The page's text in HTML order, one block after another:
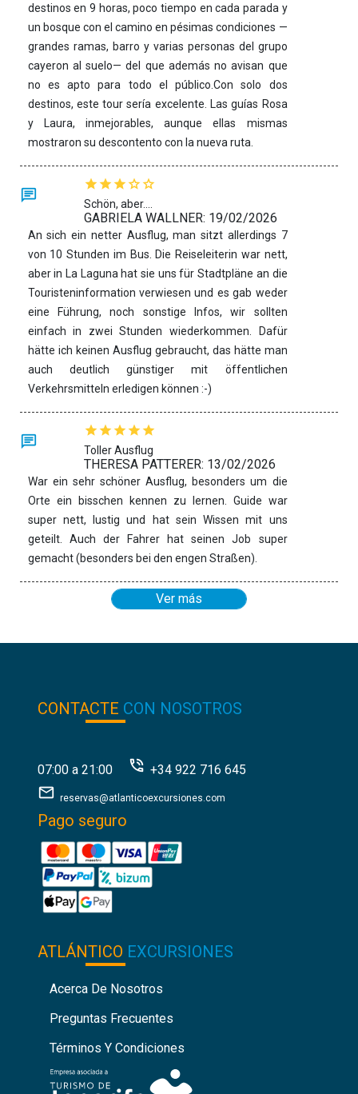
destinos en 9 horas, poco tiempo en cada parada y
un bosque con el camino en pésimas condiciones —
grandes ramas, barro y varias personas del grupo
cayeron al suelo— del que además no avisan que
no es apto para todo el público.Con solo dos
destinos, este tour sería excelente. Las guías Rosa
y Laura, inmejorables, aunque ellas mismas
mostraron su descontento con la nueva ruta.
Schön, aber....
GABRIELA WALLNER: 19/02/2026
An sich ein netter Ausflug, man sitzt allerdings 7
von 10 Stunden im Bus. Die Reiseleiterin war nett,
aber in La Laguna hat sie uns für Stadtpläne an die
Touristeninformation verwiesen und es gab weder
eine Führung, noch sonstige Infos, wir sollten
einfach in zwei Stunden wiederkommen. Dafür
hätte ich keinen Ausflug gebraucht, das hätte man
auch deutlich günstiger mit öffentlichen
Verkehrsmitteln erledigen können :-)
Toller Ausflug
THERESA PATTERER: 13/02/2026
War ein sehr schöner Ausflug, besonders um die
Orte ein bisschen kennen zu lernen. Guide war
super nett, lustig und hat sein Wissen mit uns
geteilt. Auch der Fahrer hat seinen Job super
gemacht (besonders bei den engen Straßen).
Ver más
CONTACTE CON NOSOTROS
07:00 a 21:00 +34 922 716 645
reservas@atlanticoexcursiones.com
Pago seguro
ATLÁNTICO EXCURSIONES
Acerca De Nosotros
Preguntas Frecuentes
Términos Y Condiciones